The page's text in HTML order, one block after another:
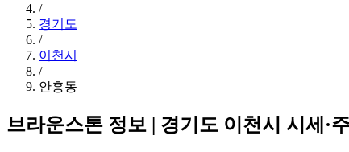
/
경기도
/
이천시
/
안흥동
브라운스톤 정보 | 경기도 이천시 시세·